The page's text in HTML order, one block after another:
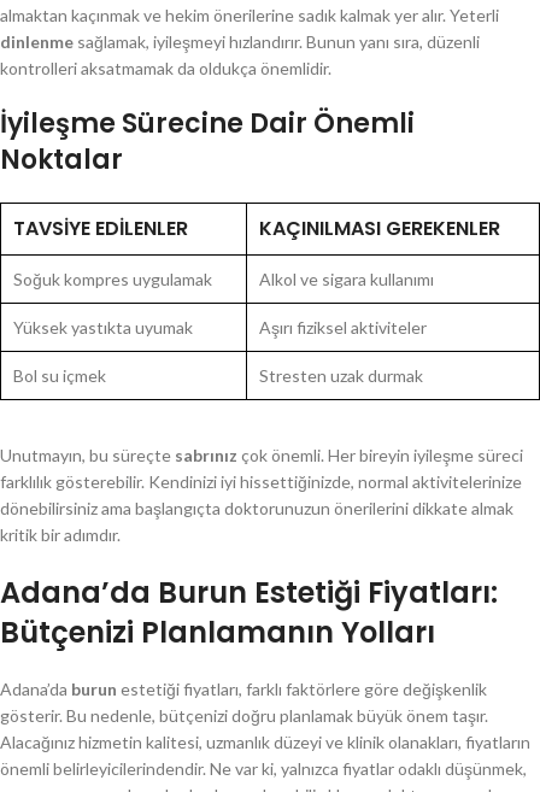
almaktan kaçınmak ve hekim önerilerine sadık kalmak yer alır. Yeterli
dinlenme sağlamak, iyileşmeyi hızlandırır. Bunun yanı sıra, düzenli
kontrolleri aksatmamak da oldukça önemlidir.
İyileşme Sürecine Dair Önemli
Noktalar
TAVSIYE EDILENLER KAÇINILMASI GEREKENLER
Soğuk kompres uygulamak Alkol ve sigara kullanımı
Yüksek yastıkta uyumak Aşırı fiziksel aktiviteler
Bol su içmek Stresten uzak durmak
Unutmayın, bu süreçte sabrınız çok önemli. Her bireyin iyileşme süreci
farklılık gösterebilir. Kendinizi iyi hissettiğinizde, normal aktivitelerinize
dönebilirsiniz ama başlangıçta doktorunuzun önerilerini dikkate almak
kritik bir adımdır.
Adana’da Burun Estetiği Fiyatları:
Bütçenizi Planlamanın Yolları
Adana’da burun estetiği fiyatları, farklı faktörlere göre değişkenlik
gösterir. Bu nedenle, bütçenizi doğru planlamak büyük önem taşır.
Alacağınız hizmetin kalitesi, uzmanlık düzeyi ve klinik olanakları, fiyatların
önemli belirleyicilerindendir. Ne var ki, yalnızca fiyatlar odaklı düşünmek,